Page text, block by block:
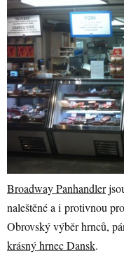
Broadway Panhandler
naleštěné a i protivnou
Obrovský výběr hrnců,
krásný hrnec Dansk.